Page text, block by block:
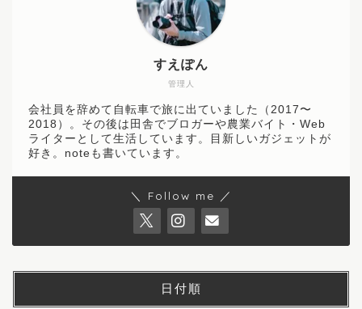
管理人
すえぽん
会社員を辞めて自転車で旅に出ていました（2017〜
2018）。その後は田舎でブロガーや農業バイト・Web
ライターとして生活しています。目新しいガジェットが
好き。noteも書いています。
＼ Follow me ／
日付順